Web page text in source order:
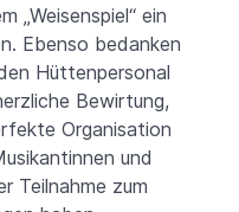
„Weisenspiel“ ein
Ebenso bedanken
Hüttenpersonal
Bewirtung,
Organisation
und
Teilnahme zum